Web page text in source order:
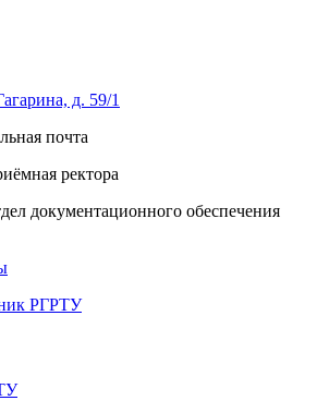
д. 59/1
почта
ректора
документационного обеспечения
РГРТУ